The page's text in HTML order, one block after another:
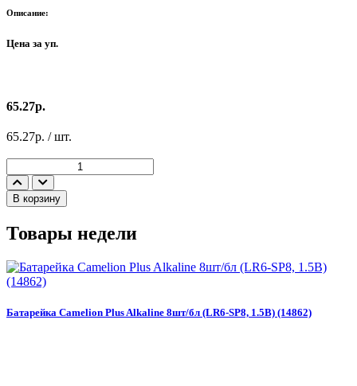
Описание:
Цена за уп.
65.27р.
65.27р. / шт.
В корзину
Товары недели
Батарейка Camelion Plus Alkaline 8шт/бл (LR6-SP8, 1.5В) (14862)